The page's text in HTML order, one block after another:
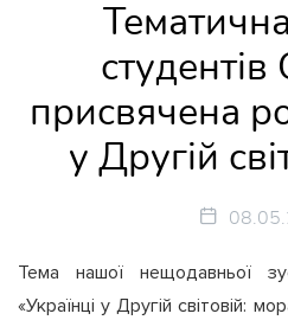
присвячена
у Другій
Тема нашої нещодавньої
«Українці у Другій світовій: